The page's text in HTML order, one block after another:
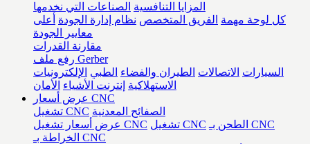
المزايا التنافسية الصناعات التي نخدمها
كل لوحة مهمة الفريق المتخصص نظام إدارة الجودة
أعلى
معايير الجودة
مقارنة القدرات
رفع ملف Gerber
السيارات الاتصالات الطيران والفضاء الطبي الإلكترونيات
الاستهلاكية إنترنت الأشياء الأمان
عرض أسعار CNC
تشغيل CNC الصفائح المعدنية
عرض أسعار تشغيل CNC
تشغيل CNC
الطحن بـ CNC
الخراطة بـ CNC